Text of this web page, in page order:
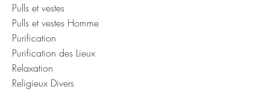
Pulls et vestes
Pulls et vestes Homme
Purification
Purification des Lieux
Relaxation
Religieux Divers